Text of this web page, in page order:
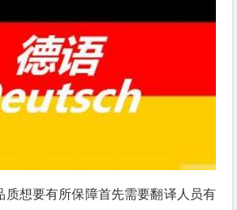
质想要有所保障首先需要翻译人员有